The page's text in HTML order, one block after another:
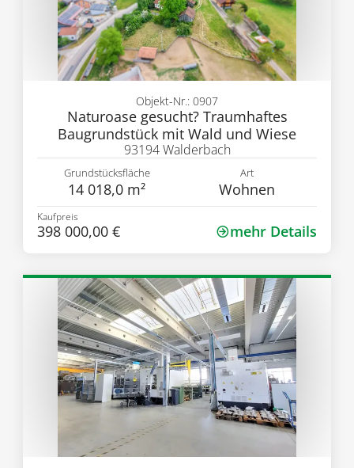
Naturoase gesucht? Traumhaftes
Baugrundstück mit Wald und Wiese
Objekt-Nr.: 0907
93194 Walderbach
Grundstücksfläche
14 018,0 m²
Art
Wohnen
Kaufpreis
398 000,00 € mehr Details